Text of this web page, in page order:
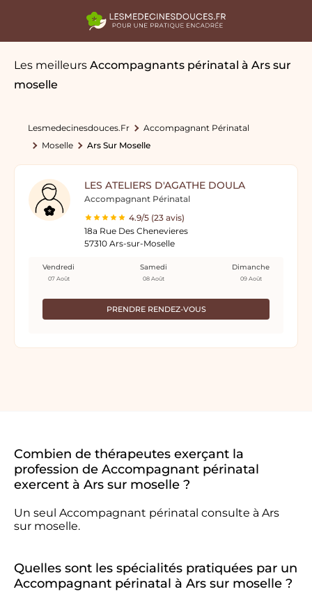
Les meilleurs Accompagnants périnatal à Ars sur
moselle
Lesmedecinesdouces.fr
Accompagnant Périnatal
Moselle
Ars Sur Moselle
LES ATELIERS D'AGATHE DOULA
Accompagnant Périnatal
4.9/5 (23 avis)
18a Rue Des Chenevieres
57310 Ars-sur-Moselle
PRENDRE RENDEZ-VOUS
Vendredi
07 Août
Samedi
08 Août
Dimanche
09 Août
Combien de thérapeutes exerçant la
profession de Accompagnant périnatal
exercent à Ars sur moselle ?
Un seul Accompagnant périnatal consulte à Ars
sur moselle.
Quelles sont les spécialités pratiquées par un
Accompagnant périnatal à Ars sur moselle ?